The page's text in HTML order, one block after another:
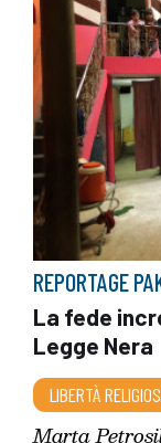
REPORTAGE
La fede
Legge Nera
LIBERTÀ
Marta